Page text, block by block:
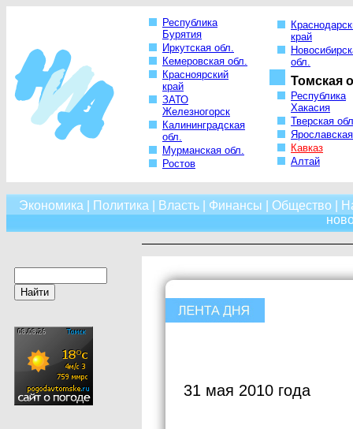
Республика
Бурятия
Иркутская обл.
Кемеровская обл.
Красноярский
край
ЗАТО
Железногорск
Калининградская
обл.
Мурманская обл.
Ростов
край
обл.
Томская
Республика
Хакасия
Тверская
Кавказ
Алтай
Экономика Политика Власть| Финансы Общество
31 мая 2010 года